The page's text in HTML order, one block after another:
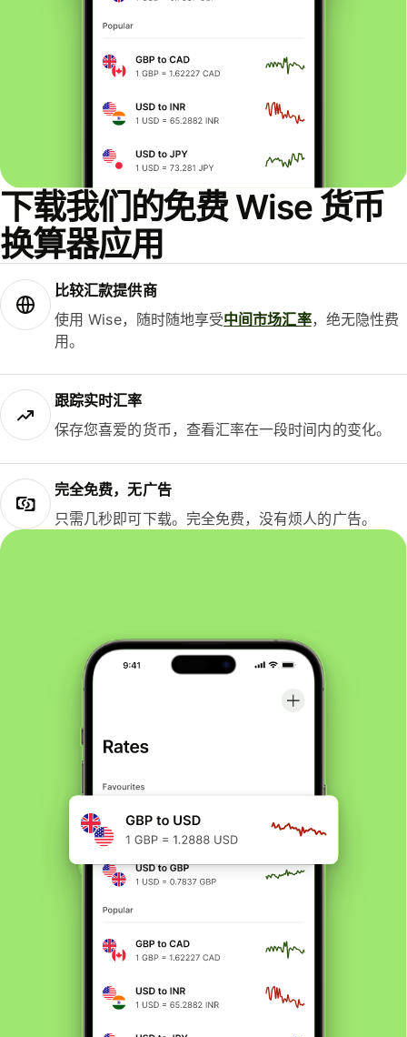
下载我们的免费 Wise 货币
换算器应用
比较汇款提供商
使用 Wise，随时随地享受中间市场汇率，绝无隐性费
用。
跟踪实时汇率
保存您喜爱的货币，查看汇率在一段时间内的变化。
完全免费，无广告
只需几秒即可下载。完全免费，没有烦人的广告。